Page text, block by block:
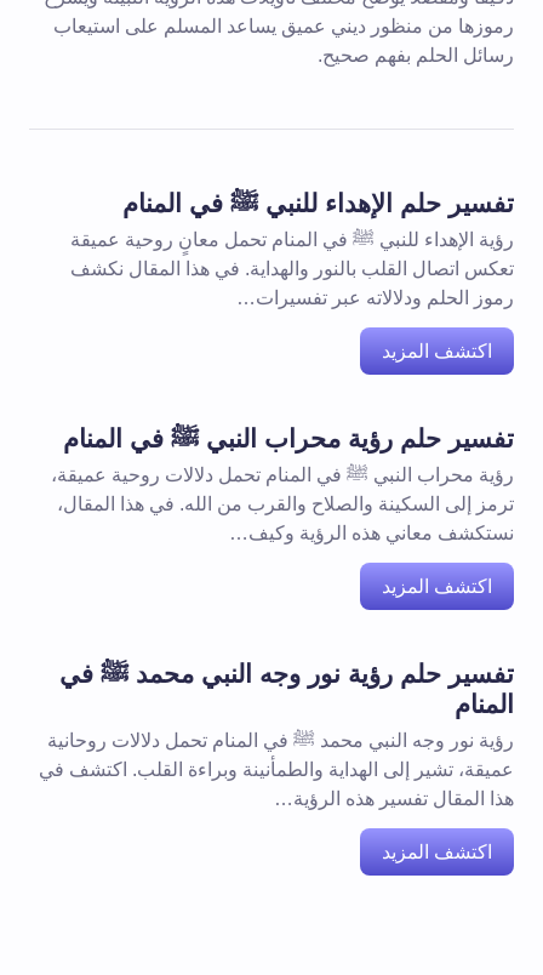
رموزها من منظور ديني عميق يساعد المسلم على استيعاب
رسائل الحلم بفهم صحيح.
تفسير حلم الإهداء للنبي ﷺ في المنام
رؤية الإهداء للنبي ﷺ في المنام تحمل معانٍ روحية عميقة
تعكس اتصال القلب بالنور والهداية. في هذا المقال نكشف
رموز الحلم ودلالاته عبر تفسيرات…
اكتشف المزيد
تفسير حلم رؤية محراب النبي ﷺ في المنام
رؤية محراب النبي ﷺ في المنام تحمل دلالات روحية عميقة،
ترمز إلى السكينة والصلاح والقرب من الله. في هذا المقال،
نستكشف معاني هذه الرؤية وكيف…
اكتشف المزيد
تفسير حلم رؤية نور وجه النبي محمد ﷺ في
المنام
رؤية نور وجه النبي محمد ﷺ في المنام تحمل دلالات روحانية
عميقة، تشير إلى الهداية والطمأنينة وبراءة القلب. اكتشف في
هذا المقال تفسير هذه الرؤية…
اكتشف المزيد